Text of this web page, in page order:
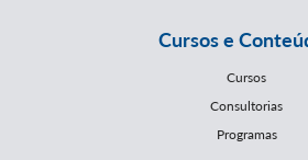
Cursos e
Cursos
Consultorias
Programas